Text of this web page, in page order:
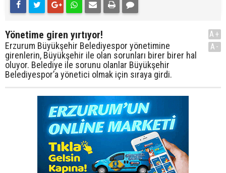
Yönetime giren yırtıyor!
Erzurum Büyükşehir Belediyespor yönetimine
girenlerin, Büyükşehir ile olan sorunları birer birer hal
oluyor. Belediye ile sorunu olanlar Büyükşehir
Belediyespor’a yönetici olmak için sıraya girdi.
A+
A-